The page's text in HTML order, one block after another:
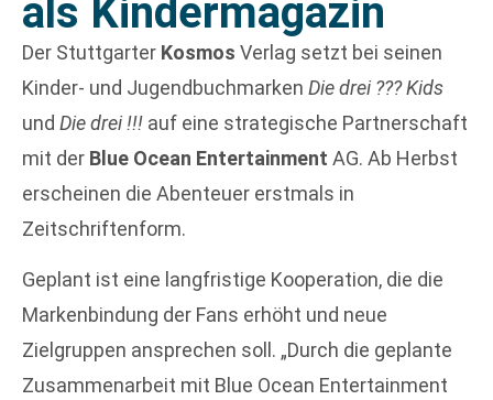
als Kindermagazin
Der Stuttgarter Kosmos Verlag setzt bei seinen
Kinder- und Jugendbuchmarken Die drei ??? Kids
und Die drei !!! auf eine strategische Partnerschaft
mit der Blue Ocean Entertainment AG. Ab Herbst
erscheinen die Abenteuer erstmals in
Zeitschriftenform.
Geplant ist eine langfristige Kooperation, die die
Markenbindung der Fans erhöht und neue
Zielgruppen ansprechen soll. „Durch die geplante
Zusammenarbeit mit Blue Ocean Entertainment